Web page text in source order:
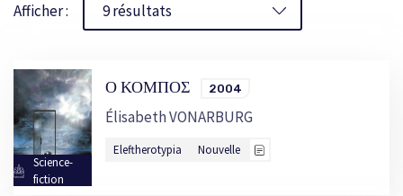
Afficher :
Science-
fiction
Ο ΚΟΜΠΟΣ 2004
Élisabeth VONARBURG
Eleftherotypia Nouvelle